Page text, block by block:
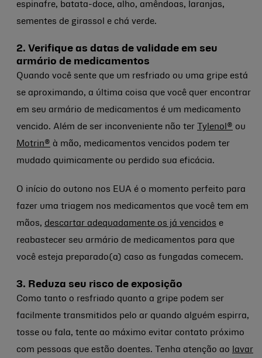
espinafre, batata-doce, alho, amêndoas, laranjas,
sementes de girassol e chá verde.
2. Verifique as datas de validade em seu
armário de medicamentos
Quando você sente que um resfriado ou uma gripe está
se aproximando, a última coisa que você quer encontrar
em seu armário de medicamentos é um medicamento
vencido. Além de ser inconveniente não ter Tylenol® ou
Motrin® à mão, medicamentos vencidos podem ter
mudado quimicamente ou perdido sua eficácia.
O início do outono nos EUA é o momento perfeito para
fazer uma triagem nos medicamentos que você tem em
mãos, descartar adequadamente os já vencidos e
reabastecer seu armário de medicamentos para que
você esteja preparado(a) caso as fungadas comecem.
3. Reduza seu risco de exposição
Como tanto o resfriado quanto a gripe podem ser
facilmente transmitidos pelo ar quando alguém espirra,
tosse ou fala, tente ao máximo evitar contato próximo
com pessoas que estão doentes. Tenha atenção ao lavar